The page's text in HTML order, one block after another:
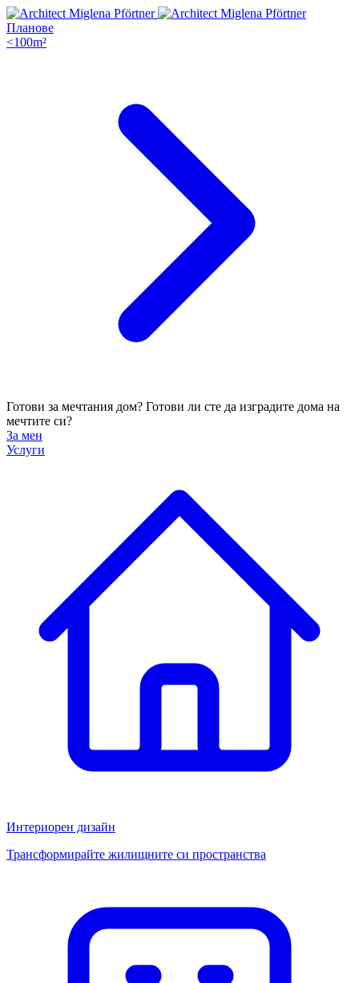
Планове
<100m²
Готови за мечтания дом? Готови ли сте да изградите дома на
мечтите си?
За мен
Услуги
Интериорен дизайн
Трансформирайте жилищните си пространства